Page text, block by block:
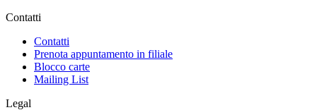
Contatti
Contatti
Prenota appuntamento in filiale
Blocco carte
Mailing List
Legal